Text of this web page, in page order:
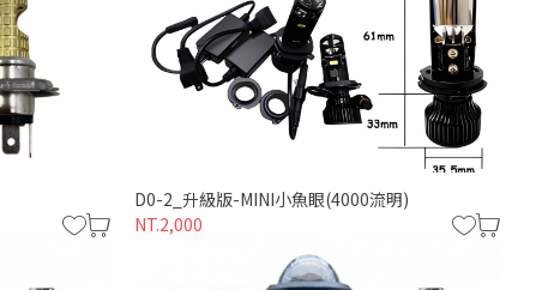
D0-2_升級版-MINI小魚眼(4000流明)
NT.2,000